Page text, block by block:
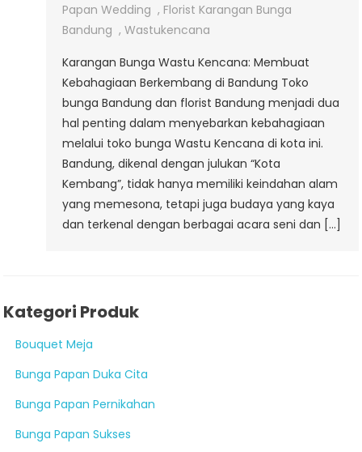
Wastu
Papan Wedding , Florist Karangan Bunga
Bandung ,Wastukencana
Karangan Bunga Wastu Kencana: Membuat
Kebahagiaan Berkembang di Bandung Toko
bunga Bandung dan florist Bandung menjadi dua
hal penting dalam menyebarkan kebahagiaan
melalui toko bunga Wastu Kencana di kota ini.
Bandung, dikenal dengan julukan “Kota
Kembang”, tidak hanya memiliki keindahan alam
yang memesona, tetapi juga budaya yang kaya
dan terkenal dengan berbagai acara seni dan […]
Kategori Produk
Bouquet Meja
Bunga Papan Duka Cita
Bunga Papan Pernikahan
Bunga Papan Sukses